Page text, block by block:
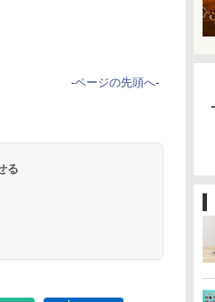
-ページの先頭へ-
る